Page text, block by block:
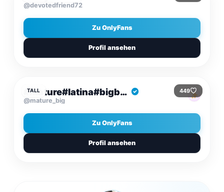
@devotedfriend72
Zu OnlyFans
Profil ansehen
TALL 449
#mature#latina#bigboobs#hairyMegangreyxx
@mature_big
Zu OnlyFans
Profil ansehen